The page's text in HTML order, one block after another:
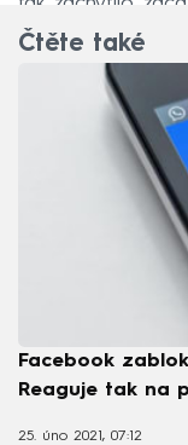
tak zachytilo
Čtěte také
Facebook
Reaguje tak na
25. úno 2021, 07:12